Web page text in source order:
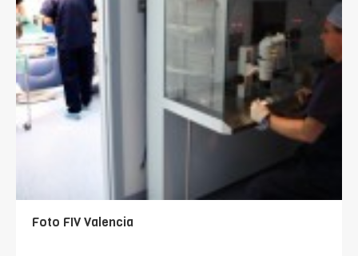
Foto FIV Valencia